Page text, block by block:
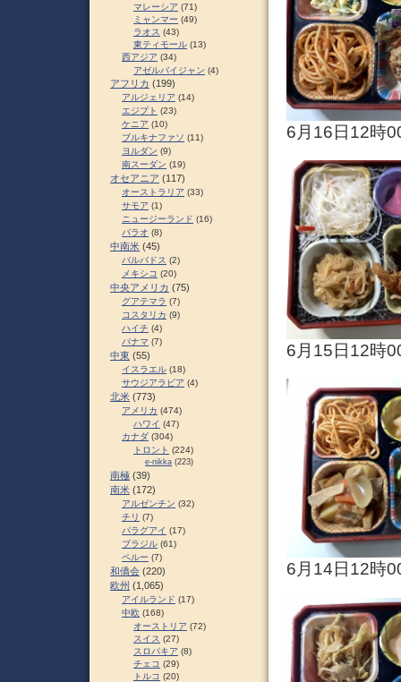
6月16日12時
6月15日12時
6月14日12時
マレーシア (71)
ミャンマー (49)
ラオス (43)
東ティモール (13)
西アジア (34)
アゼルバイジャン (4)
アフリカ (199)
アルジェリア (14)
エジプト (23)
ケニア (10)
ブルキナファソ (11)
ヨルダン (9)
南スーダン (19)
オセアニア (117)
オーストラリア (33)
サモア (1)
ニュージーランド (16)
パラオ (8)
中南米 (45)
バルバドス (2)
メキシコ (20)
中央アメリカ (75)
グアテマラ (7)
コスタリカ (9)
ハイチ (4)
パナマ (7)
中東 (55)
イスラエル (18)
サウジアラビア (4)
北米 (773)
アメリカ (474)
ハワイ (47)
カナダ (304)
トロント (224)
e-nikka (223)
南極 (39)
南米 (172)
アルゼンチン (32)
チリ (7)
パラグアイ (17)
ブラジル (61)
ペルー (7)
和僑会 (220)
欧州 (1,065)
アイルランド (17)
中欧 (168)
オーストリア (72)
スイス (27)
スロパキア (8)
チェコ (29)
トルコ (20)